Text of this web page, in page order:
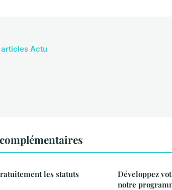
Actu
les statuts
Développez
notre